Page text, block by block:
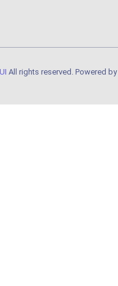
All rights reserved. Powered by